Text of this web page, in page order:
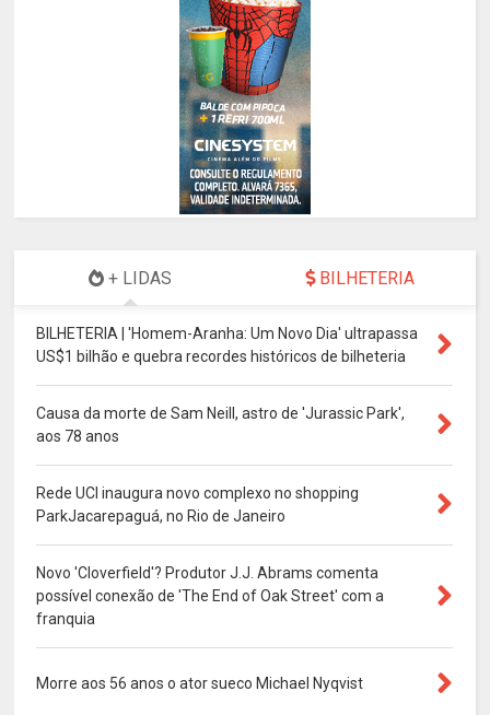
+ LIDAS BILHETERIA
BILHETERIA | 'Homem-Aranha: Um Novo Dia' ultrapassa
US$1 bilhão e quebra recordes históricos de bilheteria
Causa da morte de Sam Neill, astro de 'Jurassic Park',
aos 78 anos
Rede UCI inaugura novo complexo no shopping
ParkJacarepaguá, no Rio de Janeiro
Novo 'Cloverfield'? Produtor J.J. Abrams comenta
possível conexão de 'The End of Oak Street' com a
franquia
Morre aos 56 anos o ator sueco Michael Nyqvist